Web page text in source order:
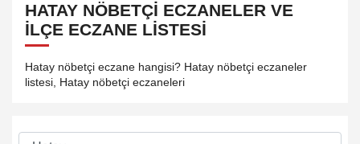
HATAY NÖBETÇI ECZANELER VE
İLÇE ECZANE LISTESI
Hatay nöbetçi eczane hangisi? Hatay nöbetçi eczaneler
listesi, Hatay nöbetçi eczaneleri